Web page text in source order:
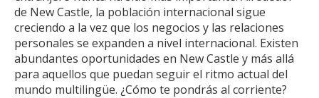
de New Castle, la población internacional sigue
creciendo a la vez que los negocios y las relaciones
personales se expanden a nivel internacional. Existen
abundantes oportunidades en New Castle y más allá
para aquellos que puedan seguir el ritmo actual del
mundo multilingüe. ¿Cómo te pondrás al corriente?